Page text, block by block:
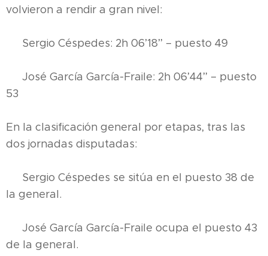
volvieron a rendir a gran nivel:
🕐 Sergio Céspedes: 2h 06’18” – puesto 49
💪 José García García-Fraile: 2h 06’44” – puesto
53
En la clasificación general por etapas, tras las
dos jornadas disputadas:
🔹 Sergio Céspedes se sitúa en el puesto 38 de
la general.
🔹 José García García-Fraile ocupa el puesto 43
de la general.